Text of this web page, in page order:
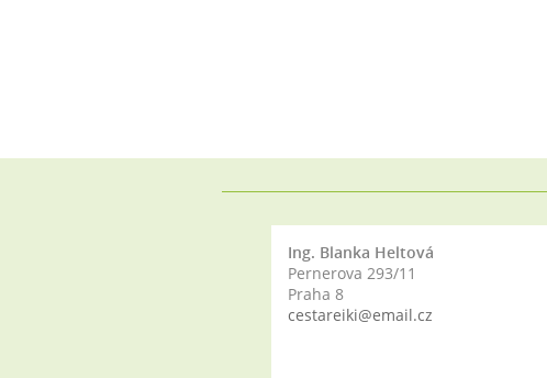
Ing. Blanka Heltová
Pernerova 293/11
Praha 8
cestareiki@email.cz